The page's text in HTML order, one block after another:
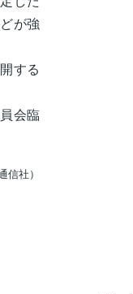
が強
する
会臨
信社）